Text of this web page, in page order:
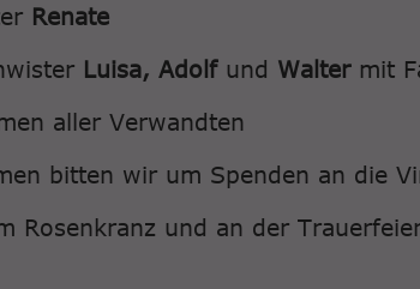
Renate
Luisa, Adolfund Waltermit
aller Verwandten
bitten wir um Spenden an die
Rosenkranz und an der